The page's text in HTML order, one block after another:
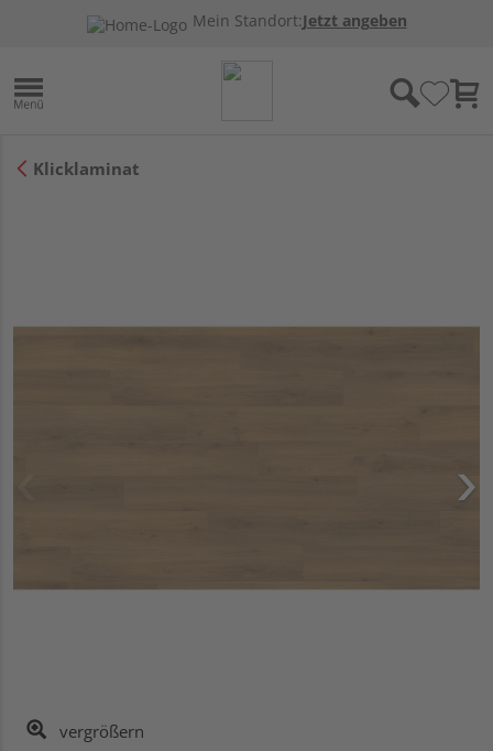
Mein Standort:Jetzt angeben
Klicklaminat
vergrößern